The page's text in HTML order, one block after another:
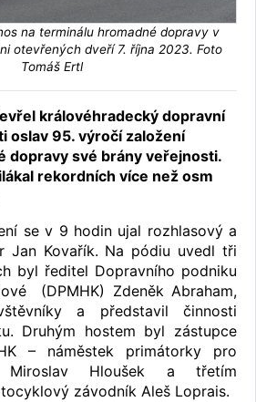
na terminálu hromadné dopravy v
otevřených dveří 7. října 2023. Foto
Tomáš Ertl
královéhradecký dopravní
oslav 95. výročí založení
dopravy své brány veřejnosti.
rekordních více než osm
se v 9 hodin ujal rozhlasový a
Jan Kovařík. Na pódiu uvedl tři
byl ředitel Dopravního podniku
(DPMHK) Zdeněk Abraham,
a představil činnosti
Druhým hostem byl zástupce
– náměstek primátorky pro
Hloušek a třetím
závodník Aleš Loprais.